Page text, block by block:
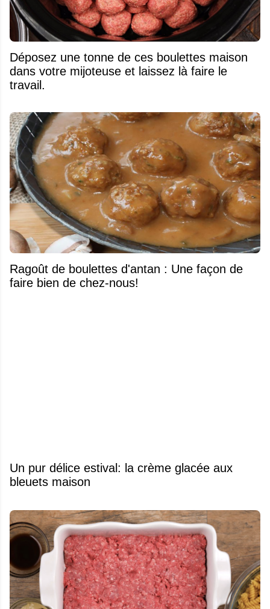
Déposez une tonne de ces boulettes maison
dans votre mijoteuse et laissez là faire le
travail.
Ragoût de boulettes d'antan : Une façon de
faire bien de chez-nous!
Un pur délice estival: la crème glacée aux
bleuets maison